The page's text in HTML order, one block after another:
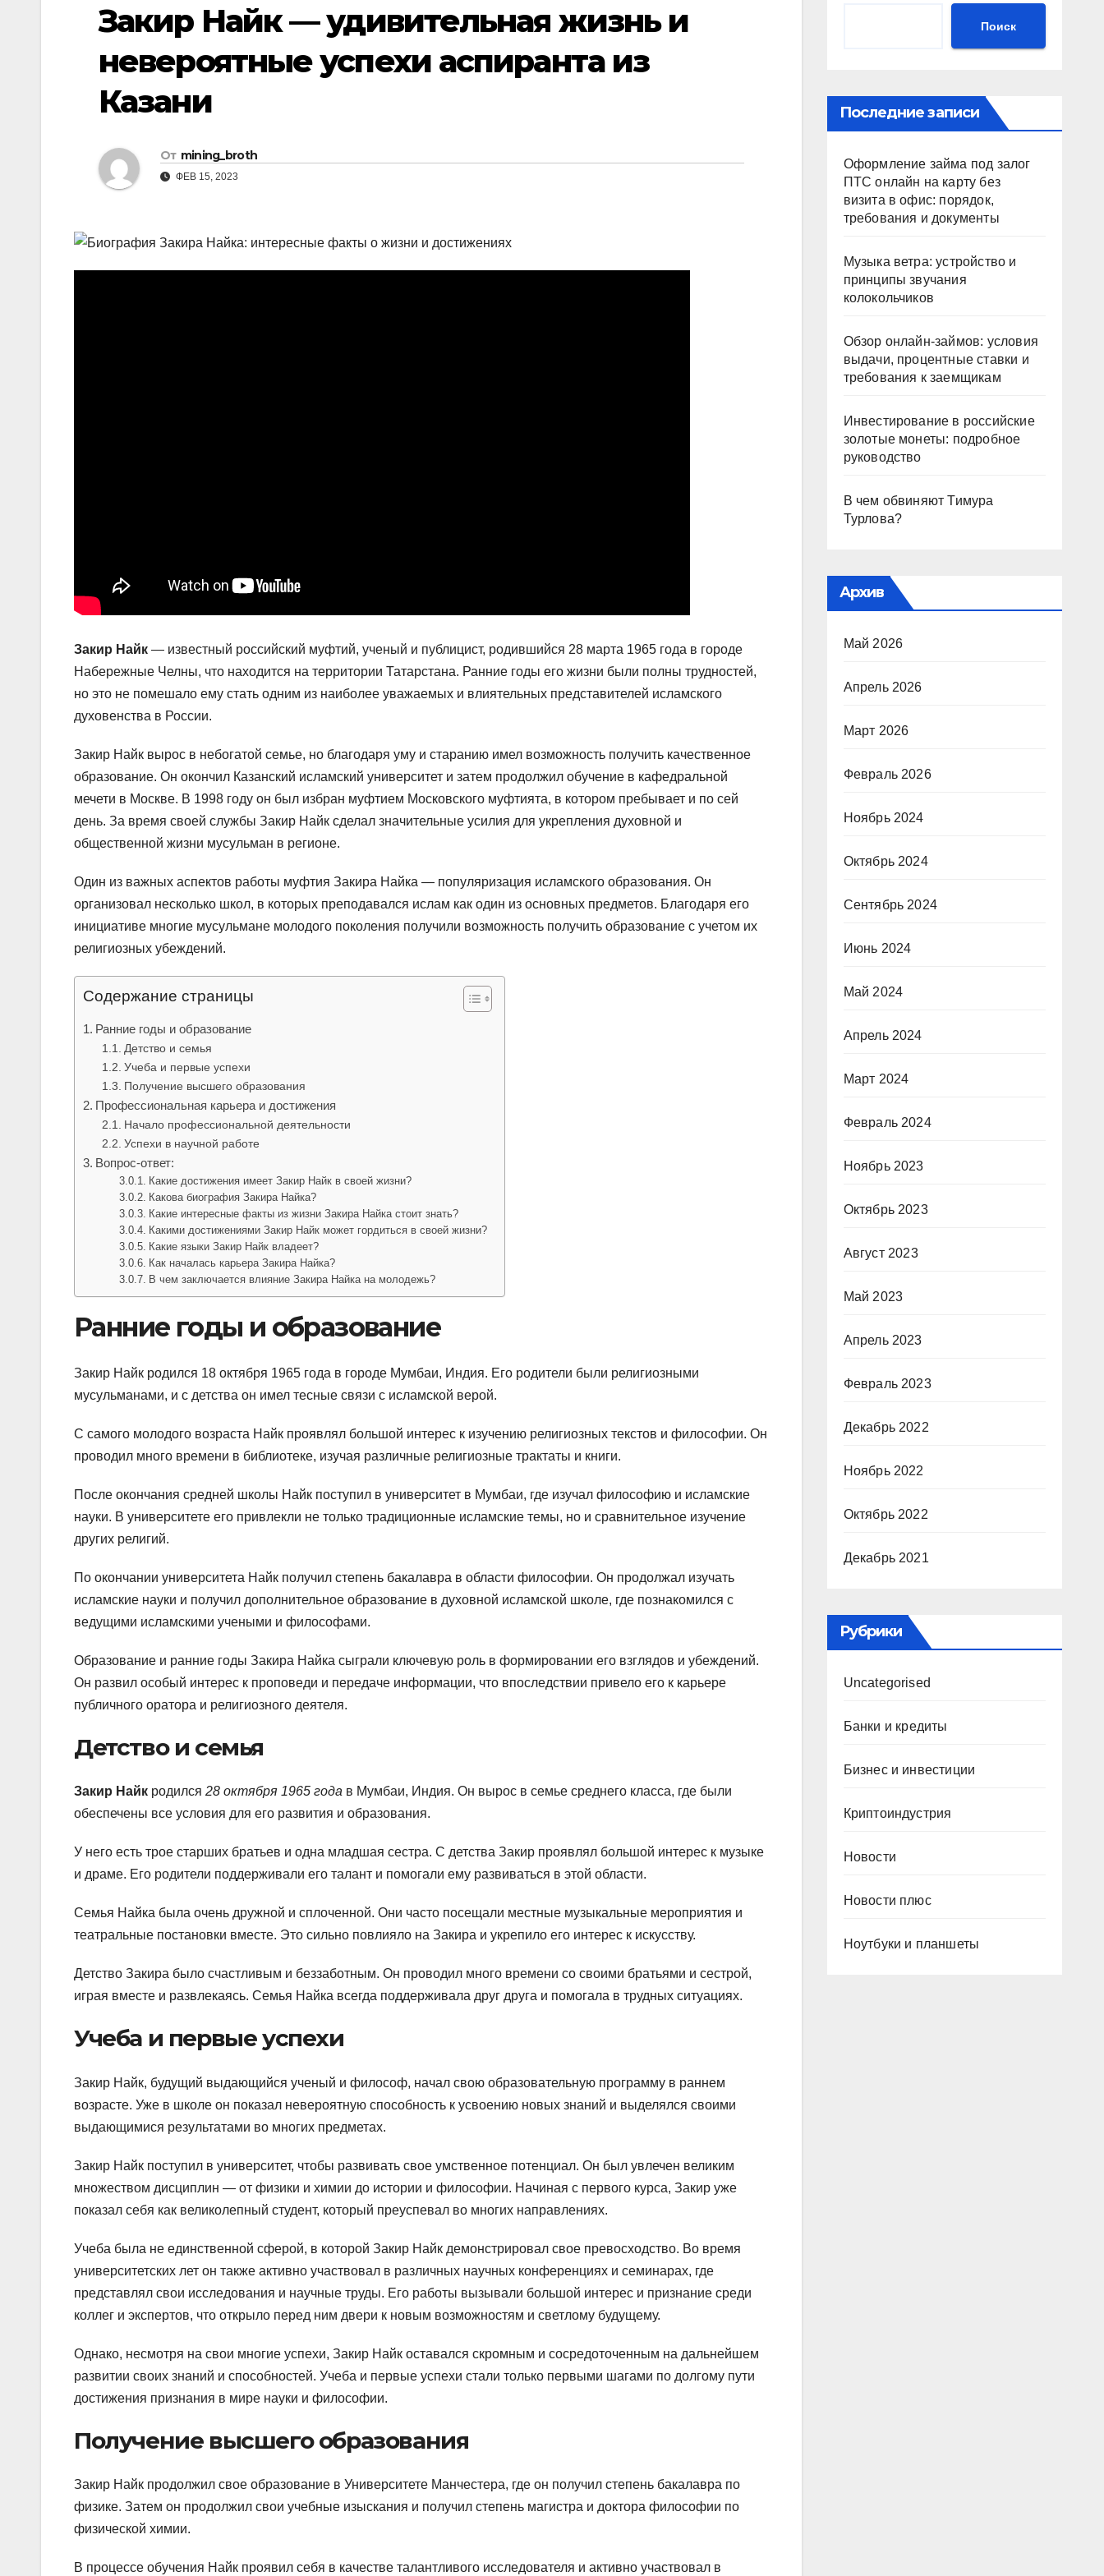
Закир Найк — удивительная жизнь и
невероятные успехи аспиранта из
Казани
От mining_broth
ФЕВ 15, 2023
Закир Найк — известный российский муфтий, ученый и публицист, родившийся 28 марта 1965 года в городе
Набережные Челны, что находится на территории Татарстана. Ранние годы его жизни были полны трудностей,
но это не помешало ему стать одним из наиболее уважаемых и влиятельных представителей исламского
духовенства в России.
Закир Найк вырос в небогатой семье, но благодаря уму и старанию имел возможность получить качественное
образование. Он окончил Казанский исламский университет и затем продолжил обучение в кафедральной
мечети в Москве. В 1998 году он был избран муфтием Московского муфтията, в котором пребывает и по сей
день. За время своей службы Закир Найк сделал значительные усилия для укрепления духовной и
общественной жизни мусульман в регионе.
Один из важных аспектов работы муфтия Закира Найка — популяризация исламского образования. Он
организовал несколько школ, в которых преподавался ислам как один из основных предметов. Благодаря его
инициативе многие мусульмане молодого поколения получили возможность получить образование с учетом их
религиозных убеждений.
Содержание страницы
Ранние годы и образование
Детство и семья
Учеба и первые успехи
Получение высшего образования
Профессиональная карьера и достижения
Начало профессиональной деятельности
Успехи в научной работе
Вопрос-ответ:
Какие достижения имеет Закир Найк в своей жизни?
Какова биография Закира Найка?
Какие интересные факты из жизни Закира Найка стоит знать?
Какими достижениями Закир Найк может гордиться в своей жизни?
Какие языки Закир Найк владеет?
Как началась карьера Закира Найка?
В чем заключается влияние Закира Найка на молодежь?
Ранние годы и образование
Закир Найк родился 18 октября 1965 года в городе Мумбаи, Индия. Его родители были религиозными
мусульманами, и с детства он имел тесные связи с исламской верой.
С самого молодого возраста Найк проявлял большой интерес к изучению религиозных текстов и философии. Он
проводил много времени в библиотеке, изучая различные религиозные трактаты и книги.
После окончания средней школы Найк поступил в университет в Мумбаи, где изучал философию и исламские
науки. В университете его привлекли не только традиционные исламские темы, но и сравнительное изучение
других религий.
По окончании университета Найк получил степень бакалавра в области философии. Он продолжал изучать
исламские науки и получил дополнительное образование в духовной исламской школе, где познакомился с
ведущими исламскими учеными и философами.
Образование и ранние годы Закира Найка сыграли ключевую роль в формировании его взглядов и убеждений.
Он развил особый интерес к проповеди и передаче информации, что впоследствии привело его к карьере
публичного оратора и религиозного деятеля.
Детство и семья
Закир Найк родился 28 октября 1965 года в Мумбаи, Индия. Он вырос в семье среднего класса, где были
обеспечены все условия для его развития и образования.
У него есть трое старших братьев и одна младшая сестра. С детства Закир проявлял большой интерес к музыке
и драме. Его родители поддерживали его талант и помогали ему развиваться в этой области.
Семья Найка была очень дружной и сплоченной. Они часто посещали местные музыкальные мероприятия и
театральные постановки вместе. Это сильно повлияло на Закира и укрепило его интерес к искусству.
Детство Закира было счастливым и беззаботным. Он проводил много времени со своими братьями и сестрой,
играя вместе и развлекаясь. Семья Найка всегда поддерживала друг друга и помогала в трудных ситуациях.
Учеба и первые успехи
Закир Найк, будущий выдающийся ученый и философ, начал свою образовательную программу в раннем
возрасте. Уже в школе он показал невероятную способность к усвоению новых знаний и выделялся своими
выдающимися результатами во многих предметах.
Закир Найк поступил в университет, чтобы развивать свое умственное потенциал. Он был увлечен великим
множеством дисциплин — от физики и химии до истории и философии. Начиная с первого курса, Закир уже
показал себя как великолепный студент, который преуспевал во многих направлениях.
Учеба была не единственной сферой, в которой Закир Найк демонстрировал свое превосходство. Во время
университетских лет он также активно участвовал в различных научных конференциях и семинарах, где
представлял свои исследования и научные труды. Его работы вызывали большой интерес и признание среди
коллег и экспертов, что открыло перед ним двери к новым возможностям и светлому будущему.
Однако, несмотря на свои многие успехи, Закир Найк оставался скромным и сосредоточенным на дальнейшем
развитии своих знаний и способностей. Учеба и первые успехи стали только первыми шагами по долгому пути
достижения признания в мире науки и философии.
Получение высшего образования
Закир Найк продолжил свое образование в Университете Манчестера, где он получил степень бакалавра по
физике. Затем он продолжил свои учебные изыскания и получил степень магистра и доктора философии по
физической химии.
В процессе обучения Найк проявил себя в качестве талантливого исследователя и активно участвовал в
Поиск
Последние записи
Оформление займа под залог
ПТС онлайн на карту без
визита в офис: порядок,
требования и документы
Музыка ветра: устройство и
принципы звучания
колокольчиков
Обзор онлайн-займов: условия
выдачи, процентные ставки и
требования к заемщикам
Инвестирование в российские
золотые монеты: подробное
руководство
В чем обвиняют Тимура
Турлова?
Архив
Май 2026
Апрель 2026
Март 2026
Февраль 2026
Ноябрь 2024
Октябрь 2024
Сентябрь 2024
Июнь 2024
Май 2024
Апрель 2024
Март 2024
Февраль 2024
Ноябрь 2023
Октябрь 2023
Август 2023
Май 2023
Апрель 2023
Февраль 2023
Декабрь 2022
Ноябрь 2022
Октябрь 2022
Декабрь 2021
Рубрики
Uncategorised
Банки и кредиты
Бизнес и инвестиции
Криптоиндустрия
Новости
Новости плюс
Ноутбуки и планшеты